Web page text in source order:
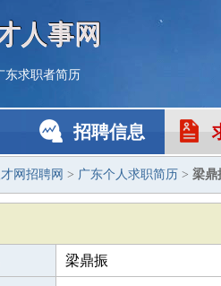
人事网
东求职者简历
招聘信息
网招聘网 > 广东个人求职简历 > 梁鼎
梁鼎振